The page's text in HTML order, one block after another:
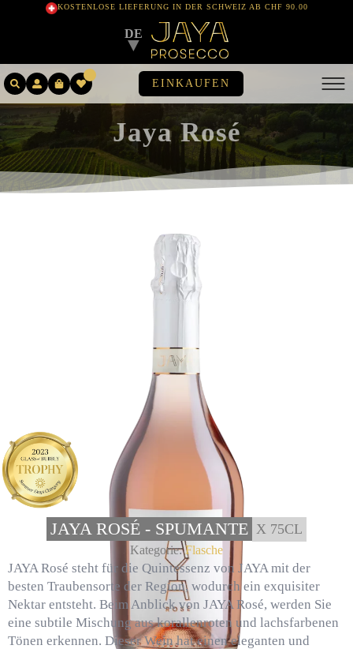
KOSTENLOSE LIEFERUNG IN DER SCHWEIZ AB CHF 90.00
DE
▼
EINKAUFEN
Jaya Rosé
JAYA ROSÉ - SPUMANTE X 75CL
Kategorie:Flasche
JAYA Rosé steht für die Quintessenz von JAYA mit der
besten Traubensorte der Region, wodurch ein exquisiter
Nektar entsteht. Beim Anblick von JAYA Rosé, werden Sie
eine subtile Mischung aus korallenroten und lachsfarbenen
Tönen erkennen. Dieser Wein hat einen eleganten und